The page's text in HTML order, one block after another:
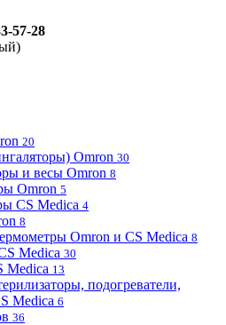
57-28
20
Omron 30
и весы Omron 8
Omron 5
CS Medica 4
8
Omron и CS Medica 8
Medica 30
Medica 13
подогреватели,
Medica 6
36